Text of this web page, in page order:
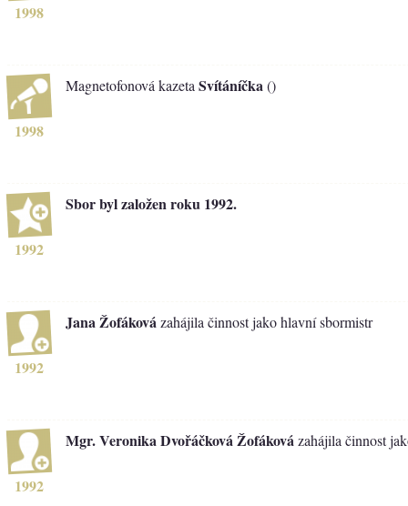
1998
1998
Magnetofonová kazeta Svítáníčka ()
1992
Sbor byl založen roku 1992.
1992
Jana Žofáková zahájila činnost jako hlavní sbormistr
1992
Mgr. Veronika Dvořáčková Žofáková zahájila činnost